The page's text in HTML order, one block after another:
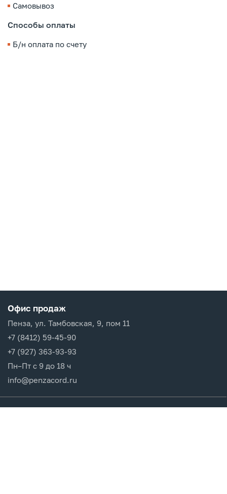
Самовывоз
Способы оплаты
Б/н оплата по счету
Офис продаж
Пенза, ул. Тамбовская, 9, пом 11
+7 (8412) 59-45-90
+7 (927) 363-93-93
Пн–Пт с 9 до 18 ч
info@penzacord.ru
Производители